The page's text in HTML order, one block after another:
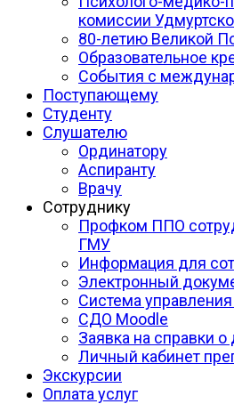
комиссии
80-летию Великой
Образовательное
События с
Поступающему
Студенту
Слушателю
Ординатору
Аспиранту
Врачу
Сотруднику
Профком ППО
ГМУ
Информация для
Электронный
Система
СДО Moodle
Заявка на справки о
Личный кабинет
Экскурсии
Оплата услуг